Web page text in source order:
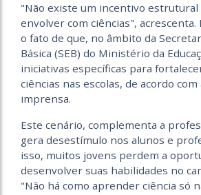
"Não existe um incentivo estrutural
envolver com ciências", acrescenta.
o fato de que, no âmbito da
Básica (SEB) do Ministério da
iniciativas específicas para
ciências nas escolas, de acordo
imprensa.
Este cenário, complementa a
gera desestímulo nos alunos e
isso, muitos jovens perdem a
desenvolver suas habilidades no
"Não há como aprender ciência só